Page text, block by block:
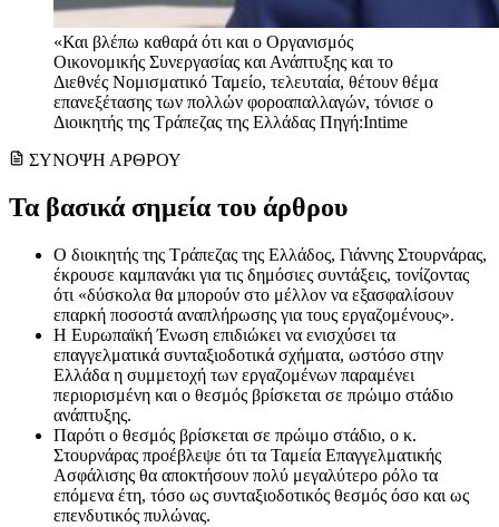
«Και βλέπω καθαρά ότι και ο Οργανισμός
Οικονομικής Συνεργασίας και Ανάπτυξης και το
Διεθνές Νομισματικό Ταμείο, τελευταία, θέτουν θέμα
επανεξέτασης των πολλών φοροαπαλλαγών, τόνισε ο
Διοικητής της Τράπεζας της Ελλάδας Πηγή:Intime
ΣΥΝΟΨΗ ΑΡΘΡΟΥ
Τα βασικά σημεία του άρθρου
Ο διοικητής της Τράπεζας της Ελλάδος, Γιάννης Στουρνάρας,
έκρουσε καμπανάκι για τις δημόσιες συντάξεις, τονίζοντας
ότι «δύσκολα θα μπορούν στο μέλλον να εξασφαλίσουν
επαρκή ποσοστά αναπλήρωσης για τους εργαζομένους».
Η Ευρωπαϊκή Ένωση επιδιώκει να ενισχύσει τα
επαγγελματικά συνταξιοδοτικά σχήματα, ωστόσο στην
Ελλάδα η συμμετοχή των εργαζομένων παραμένει
περιορισμένη και ο θεσμός βρίσκεται σε πρώιμο στάδιο
ανάπτυξης.
Παρότι ο θεσμός βρίσκεται σε πρώιμο στάδιο, ο κ.
Στουρνάρας προέβλεψε ότι τα Ταμεία Επαγγελματικής
Ασφάλισης θα αποκτήσουν πολύ μεγαλύτερο ρόλο τα
επόμενα έτη, τόσο ως συνταξιοδοτικός θεσμός όσο και ως
επενδυτικός πυλώνας.